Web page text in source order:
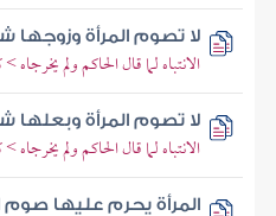
لا تصوم المرأة وزوجها
الانتباه لما قال الحاكم ولم
لا تصوم المرأة وبعلها
الانتباه لما قال الحاكم ولم
المرأة يحرم عليها صوم